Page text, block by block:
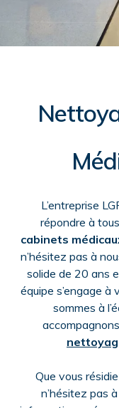
L’entreprise
répondre à
cabinets
n’hésitez pas à
solide de 20 ans
équipe s’engage
sommes à
Que vous
n’hésitez pas